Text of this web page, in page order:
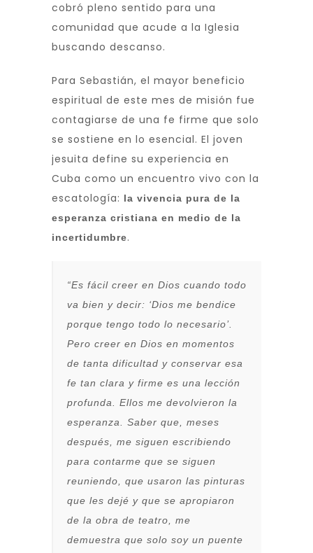
cobró pleno sentido para una
comunidad que acude a la Iglesia
buscando descanso.
Para Sebastián, el mayor beneficio
espiritual de este mes de misión fue
contagiarse de una fe firme que solo
se sostiene en lo esencial. El joven
jesuita define su experiencia en
Cuba como un encuentro vivo con la
escatología: la vivencia pura de la
esperanza cristiana en medio de la
incertidumbre.
“Es fácil creer en Dios cuando todo
va bien y decir: ‘Dios me bendice
porque tengo todo lo necesario’.
Pero creer en Dios en momentos
de tanta dificultad y conservar esa
fe tan clara y firme es una lección
profunda. Ellos me devolvieron la
esperanza. Saber que, meses
después, me siguen escribiendo
para contarme que se siguen
reuniendo, que usaron las pinturas
que les dejé y que se apropiaron
de la obra de teatro, me
demuestra que solo soy un puente